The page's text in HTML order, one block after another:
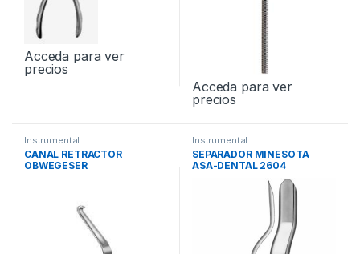
Acceda para ver
precios
Acceda para ver
precios
Instrumental
CANAL RETRACTOR
OBWEGESER
Instrumental
SEPARADOR MINESOTA
ASA-DENTAL 2604